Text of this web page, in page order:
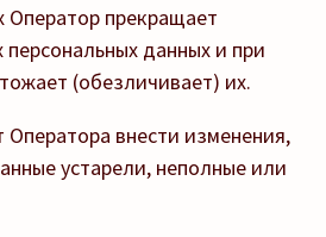
Оператор прекращает
персональных данных и при
(обезличивает) их.
Оператора внести изменения,
устарели, неполные или